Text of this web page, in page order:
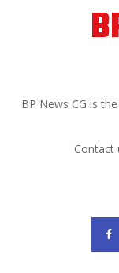
BP News CG is
Contact